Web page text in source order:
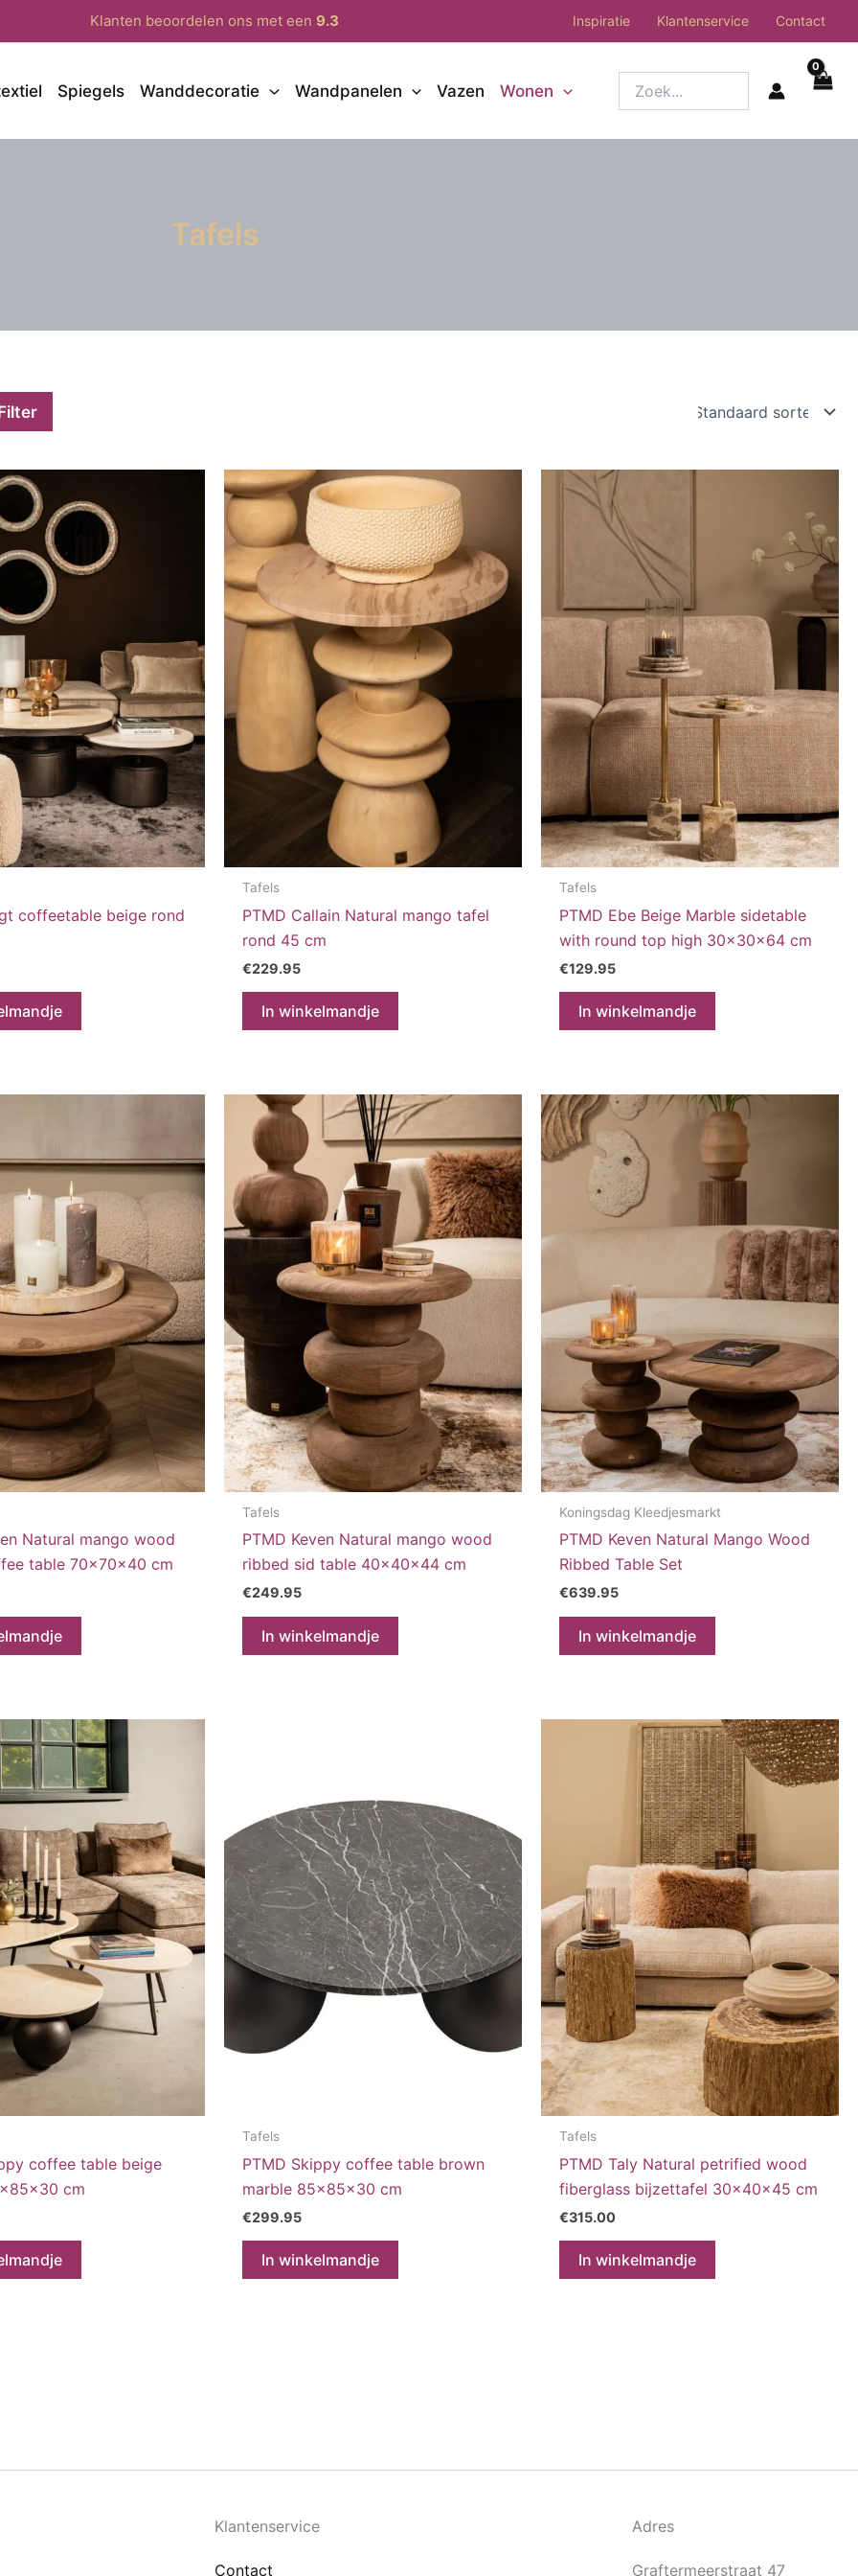
Klanten beoordelen ons met een 9.3 Inspiratie Klantenservice Contact
Spiegels Wanddecoratie Wandpanelen Vazen Wonen
Tafels
coffeetable beige rond
Tafels
PTMD Callain Natural mango tafel
rond 45 cm
€229.95
In winkelmandje
Tafels
PTMD Ebe Beige Marble sidetable
with round top high 30x30x64 cm
€129.95
In winkelmandje
Natural mango wood
table 70x70x40 cm
Tafels
PTMD Keven Natural mango wood
ribbed sid table 40x40x44 cm
€249.95
In winkelmandje
Koningsdag Kleedjesmarkt
PTMD Keven Natural Mango Wood
Ribbed Table Set
€639.95
In winkelmandje
coffee table beige
cm
Tafels
PTMD Skippy coffee table brown
marble 85x85x30 cm
€299.95
In winkelmandje
Tafels
PTMD Taly Natural petrified wood
fiberglass bijzettafel 30x40x45 cm
€315.00
In winkelmandje
Klantenservice
Contact
Adres
Graftermeerstraat 47